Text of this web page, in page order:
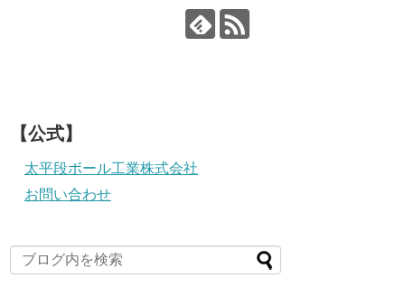
【公式】
太平段ボール工業株式会社
お問い合わせ